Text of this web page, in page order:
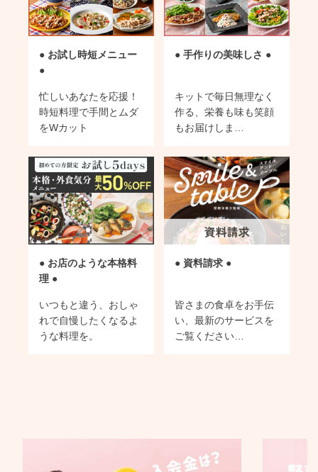
● お試し時短メニュー
●
忙しいあなたを応援！
時短料理で手間とムダ
をWカット
● 手作りの美味しさ ●
キットで毎日無理なく
作る、栄養も味も笑顔
もお届けしま…
● お店のような本格料
理 ●
いつもと違う、おしゃ
れで自慢したくなるよ
うな料理を。
● 資料請求 ●
皆さまの食卓をお手伝
い、最新のサービスを
ご覧ください…